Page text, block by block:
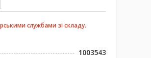
службами зі складу.
1003543